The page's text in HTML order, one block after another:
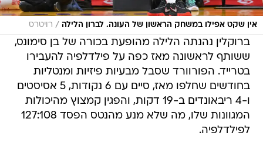
אין שקט אפילו במשחק הראשון של העונה. לברון הלילה / רויטרס
ברוקלין נהנתה הלילה מהופעת בכורה של בן סימונס,
ששותף לראשונה מאז כפה על פילדלפיה להעבירו
בטרייד. הפורוורד שסבל מבעיות פיזיות ומנטליות
בחודשים שחלפו מאז, סיים עם 6 נקודות, 5 אסיסטים
ו-4 ריבאונדים ב-19 דקות, והפגין קמצוץ מהיכולות
המגוונות שלו, מה שלא מנע מהנטס הפסד 127:108
לפילדלפיה.